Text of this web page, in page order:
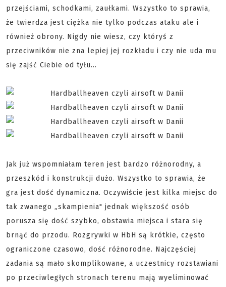
przejściami, schodkami, zaułkami. Wszystko to sprawia,
że twierdza jest ciężka nie tylko podczas ataku ale i
również obrony. Nigdy nie wiesz, czy któryś z
przeciwników nie zna lepiej jej rozkładu i czy nie uda mu
się zajść Ciebie od tyłu...
Jak już wspomniałam teren jest bardzo różnorodny, a
przeszkód i konstrukcji dużo. Wszystko to sprawia, że
gra jest dość dynamiczna. Oczywiście jest kilka miejsc do
tak zwanego „skampienia" jednak większość osób
porusza się dość szybko, obstawia miejsca i stara się
brnąć do przodu. Rozgrywki w HbH są krótkie, często
ograniczone czasowo, dość różnorodne. Najczęściej
zadania są mało skomplikowane, a uczestnicy rozstawiani
po przeciwległych stronach terenu mają wyeliminować